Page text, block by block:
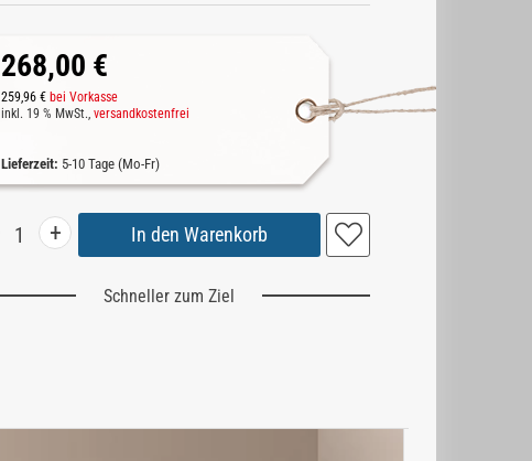
268,00 €
259,96 € bei Vorkasse
inkl. 19 % MwSt., versandkostenfrei
Lieferzeit: 5-10 Tage (Mo-Fr)
+
Schneller zum Ziel